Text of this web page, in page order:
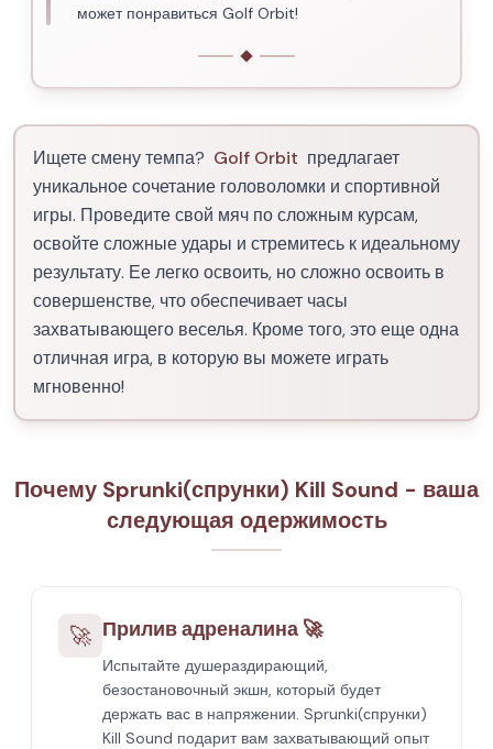
может понравиться Golf Orbit!
Ищете смену темпа? Golf Orbit предлагает
уникальное сочетание головоломки и спортивной
игры. Проведите свой мяч по сложным курсам,
освойте сложные удары и стремитесь к идеальному
результату. Ее легко освоить, но сложно освоить в
совершенстве, что обеспечивает часы
захватывающего веселья. Кроме того, это еще одна
отличная игра, в которую вы можете играть
мгновенно!
Почему Sprunki(спрунки) Kill Sound - ваша
следующая одержимость
🚀 Прилив адреналина 🚀
Испытайте душераздирающий,
безостановочный экшн, который будет
держать вас в напряжении. Sprunki(спрунки)
Kill Sound подарит вам захватывающий опыт